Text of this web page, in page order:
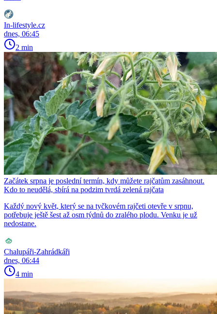
In-lifestyle.cz
dnes, 06:45
2 min
Začátek srpna je poslední termín, kdy můžete rajčatům zasáhnout.
Kdo to neudělá, sbírá na podzim tvrdá zelená rajčata
Každý nový květ, který se na tyčkovém rajčeti otevře v srpnu,
potřebuje ještě šest až osm týdnů do zralého plodu. Venku je už
nedostane.
Chalupáři-Zahrádkáři
dnes, 06:44
4 min